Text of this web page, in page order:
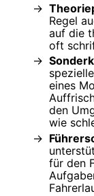
Regel
auf die
oft
eines
den
wie
für den